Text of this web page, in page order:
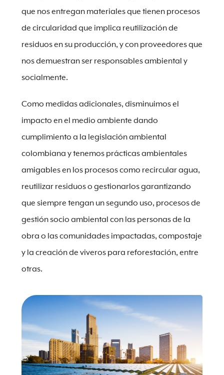
que nos entregan materiales que tienen procesos
de circularidad que implica reutilización de
residuos en su producción, y con proveedores que
nos demuestran ser responsables ambiental y
socialmente.
Como medidas adicionales, disminuimos el
impacto en el medio ambiente dando
cumplimiento a la legislación ambiental
colombiana y tenemos prácticas ambientales
amigables en los procesos como recircular agua,
reutilizar residuos o gestionarlos garantizando
que siempre tengan un segundo uso, procesos de
gestión socio ambiental con las personas de la
obra o las comunidades impactadas, compostaje
y la creación de viveros para reforestación, entre
otras.